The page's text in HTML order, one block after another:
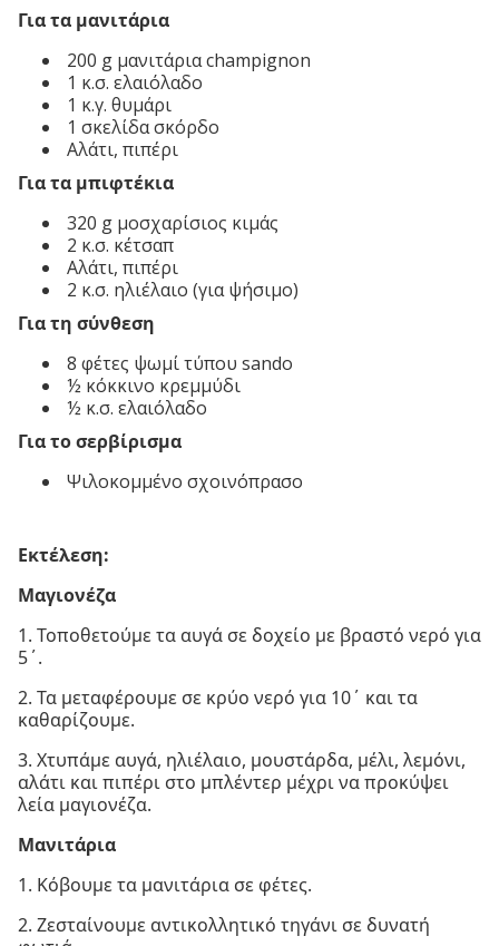
Για τα μανιτάρια
200 g μανιτάρια champignon
1 κ.σ. ελαιόλαδο
1 κ.γ. θυμάρι
1 σκελίδα σκόρδο
Αλάτι, πιπέρι
Για τα μπιφτέκια
320 g μοσχαρίσιος κιμάς
2 κ.σ. κέτσαπ
Αλάτι, πιπέρι
2 κ.σ. ηλιέλαιο (για ψήσιμο)
Για τη σύνθεση
8 φέτες ψωμί τύπου sando
½ κόκκινο κρεμμύδι
½ κ.σ. ελαιόλαδο
Για το σερβίρισμα
Ψιλοκομμένο σχοινόπρασο
Εκτέλεση:
Μαγιονέζα
1. Τοποθετούμε τα αυγά σε δοχείο με βραστό νερό για
5΄.
2. Τα μεταφέρουμε σε κρύο νερό για 10΄ και τα
καθαρίζουμε.
3. Χτυπάμε αυγά, ηλιέλαιο, μουστάρδα, μέλι, λεμόνι,
αλάτι και πιπέρι στο μπλέντερ μέχρι να προκύψει
λεία μαγιονέζα.
Μανιτάρια
1. Κόβουμε τα μανιτάρια σε φέτες.
2. Ζεσταίνουμε αντικολλητικό τηγάνι σε δυνατή